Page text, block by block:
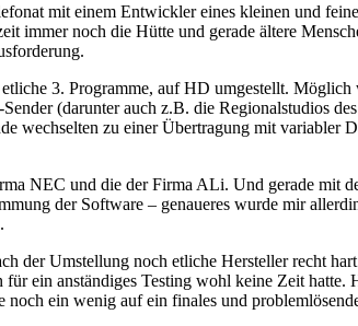
mit einem Entwickler eines kleinen und
immer noch die Hütte und gerade ältere
3. Programme, auf HD umgestellt. Möglich
(darunter auch z.B. die Regionalstudios
wechselten zu einer Übertragung mit variabler
NEC und die der Firma ALi. Und gerade mit
der Software – genaueres wurde mir
der Umstellung noch etliche Hersteller recht
ein anständiges Testing wohl keine Zeit hatte.
ein wenig auf ein finales und